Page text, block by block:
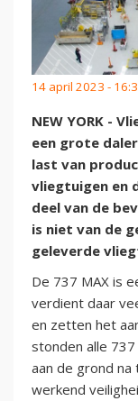
14 april 2023 -
NEW YORK -
een grote
last van
vliegtuigen en
deel van de
is niet van de
geleverde
De 737 MAX is
verdient daar
en zetten het
stonden alle
aan de grond
werkend